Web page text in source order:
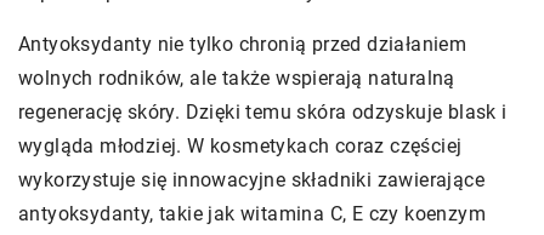
Antyoksydanty nie tylko chronią przed działaniem
wolnych rodników, ale także wspierają naturalną
regenerację skóry. Dzięki temu skóra odzyskuje blask i
wygląda młodziej. W kosmetykach coraz częściej
wykorzystuje się innowacyjne składniki zawierające
antyoksydanty, takie jak witamina C, E czy koenzym